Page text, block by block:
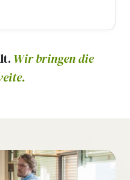
Wir bringen die